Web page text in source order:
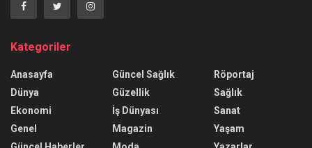
Kategoriler
Anasayfa
Dünya
Ekonomi
Genel
Güncel Sağlık
Güzellik
İş Dünyası
Magazin
Röportaj
Sağlık
Sanat
Yaşam